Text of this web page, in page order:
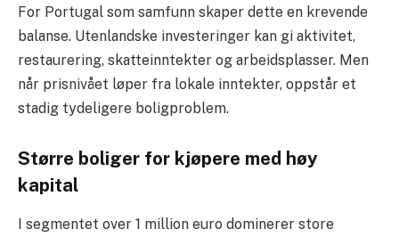
For Portugal som samfunn skaper dette en krevende
balanse. Utenlandske investeringer kan gi aktivitet,
restaurering, skatteinntekter og arbeidsplasser. Men
når prisnivået løper fra lokale inntekter, oppstår et
stadig tydeligere boligproblem.
Større boliger for kjøpere med høy
kapital
I segmentet over 1 million euro dominerer store